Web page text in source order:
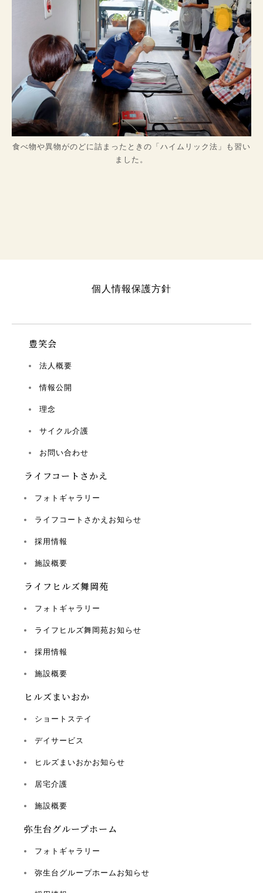
食べ物や異物がのどに詰まったときの「ハイムリック法」も習い
ました。
個人情報保護方針
豊笑会
法人概要
情報公開
理念
サイクル介護
お問い合わせ
ライフコートさかえ
フォトギャラリー
ライフコートさかえお知らせ
採用情報
施設概要
ライフヒルズ舞岡苑
フォトギャラリー
ライフヒルズ舞岡苑お知らせ
採用情報
施設概要
ヒルズまいおか
ショートステイ
デイサービス
ヒルズまいおかお知らせ
居宅介護
施設概要
弥生台グループホーム
フォトギャラリー
弥生台グループホームお知らせ